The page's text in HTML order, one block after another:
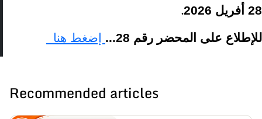
28 أفريل 2026
.
للإطلاع على المحضر رقم 28... إضغط هنا
Recommended articles